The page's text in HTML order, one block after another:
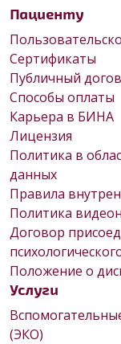
Пациенту
Сертификаты
Публичный
Способы оплаты
Карьера в БИНА
Лицензия
Политика в
данных
Правила
Политика
Договор
Положение о
Услуги
(ЭКО)